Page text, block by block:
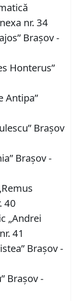
nr. 34
Braşov -
Honterus”
Antipa”
Braşov
Braşov -
40
„Andrei
41
Braşov -
Brașov -